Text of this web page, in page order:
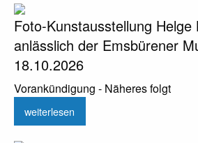
Foto-Kunstausstellung Helge
anlässlich der Emsbürener
18.10.2026
Vorankündigung - Näheres folgt
weiterlesen